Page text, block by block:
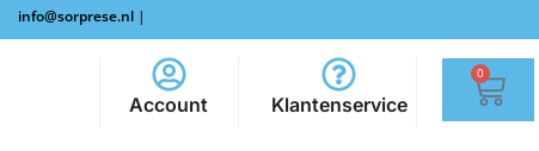
info@sorprese.nl |
Account Klantenservice
0